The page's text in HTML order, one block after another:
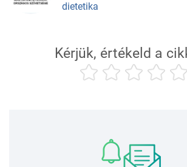
dietetika
Kérjük, értékeld a